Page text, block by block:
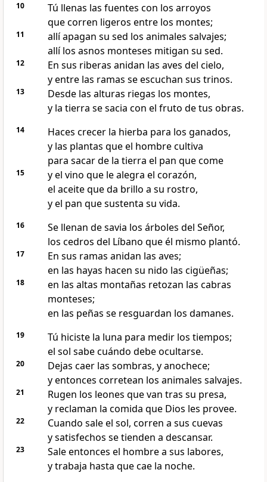
10
Tú llenas las fuentes con los arroyos
que corren ligeros entre los montes;
11
allí apagan su sed los animales salvajes;
allí los asnos monteses mitigan su sed.
12
En sus riberas anidan las aves del cielo,
y entre las ramas se escuchan sus trinos.
13
Desde las alturas riegas los montes,
y la tierra se sacia con el fruto de tus obras.
14
Haces crecer la hierba para los ganados,
y las plantas que el hombre cultiva
para sacar de la tierra el pan que come
15
y el vino que le alegra el corazón,
el aceite que da brillo a su rostro,
y el pan que sustenta su vida.
16
Se llenan de savia los árboles del Señor,
los cedros del Líbano que él mismo plantó.
17
En sus ramas anidan las aves;
en las hayas hacen su nido las cigüeñas;
18
en las altas montañas retozan las cabras
monteses;
en las peñas se resguardan los damanes.
19
Tú hiciste la luna para medir los tiempos;
el sol sabe cuándo debe ocultarse.
20
Dejas caer las sombras, y anochece;
y entonces corretean los animales salvajes.
21
Rugen los leones que van tras su presa,
y reclaman la comida que Dios les provee.
22
Cuando sale el sol, corren a sus cuevas
y satisfechos se tienden a descansar.
23
Sale entonces el hombre a sus labores,
y trabaja hasta que cae la noche.